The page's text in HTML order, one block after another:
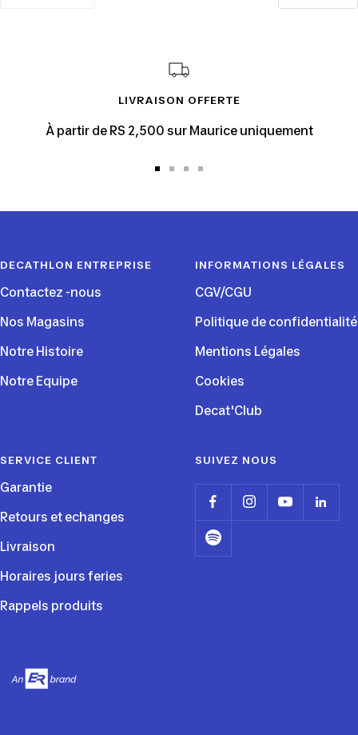
LIVRAISON OFFERTE
À partir de RS 2,500 sur Maurice uniquement
DECATHLON ENTREPRISE
Contactez -nous
Nos Magasins
Notre Histoire
Notre Equipe
INFORMATIONS LÉGALES
CGV/CGU
Politique de confidentialité
Mentions Légales
Cookies
Decat'Club
SERVICE CLIENT
Garantie
Retours et echanges
Livraison
Horaires jours feries
Rappels produits
SUIVEZ NOUS